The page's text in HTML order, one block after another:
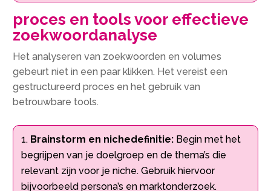
proces en tools voor effectieve
zoekwoordanalyse
Het analyseren van zoekwoorden en volumes
gebeurt niet in een paar klikken. Het vereist een
gestructureerd proces en het gebruik van
betrouwbare tools.
Brainstorm en nichedefinitie: Begin met het
begrijpen van je doelgroep en de thema’s die
relevant zijn voor je niche. Gebruik hiervoor
bijvoorbeeld persona’s en marktonderzoek.